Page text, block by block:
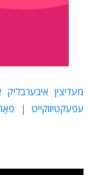
מעדיצין איבערבליק
עפעקטיווקייט |